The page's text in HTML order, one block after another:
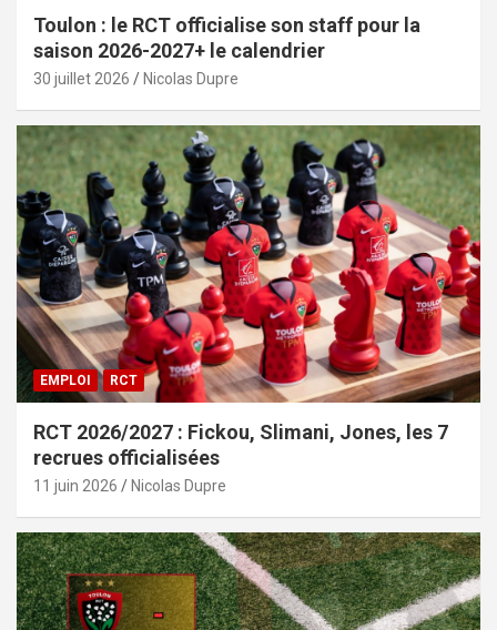
Toulon : le RCT officialise son staff pour la
saison 2026-2027+ le calendrier
30 juillet 2026 Nicolas Dupre
EMPLOI RCT
RCT 2026/2027 : Fickou, Slimani, Jones, les 7
recrues officialisées
11 juin 2026 Nicolas Dupre